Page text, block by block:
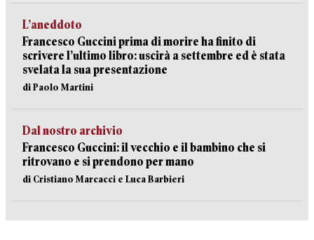
L’aneddoto
Francesco Guccini prima di morire ha finito di
scrivere l’ultimo libro: uscirà a settembre ed è stata
svelata la sua presentazione
di Paolo Martini
Dal nostro archivio
Francesco Guccini: il vecchio e il bambino che si
ritrovano e si prendono per mano
di Cristiano Marcacci e Luca Barbieri